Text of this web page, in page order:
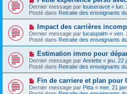
s
a
g
e
a
u
m
e
s
a
g
e
o
u
v
e
a
u
m
e
s
a
g
e
Dernier message par louiseravot « lun.
Posté dans Retraite des enseignants
N
o
u
v
e
a
u
m
e
s
a
Impact des carrières
Dernier message par lucaspalm « ven.
Posté dans Retraite des enseignants
N
o
u
v
e
a
u
Estimation immo pour
Dernier message par Anriette « jeu. 22
Posté dans Retraite des enseignants
N
o
u
Fin de carriere et plan pour
Dernier message par Pitta « mer. 21